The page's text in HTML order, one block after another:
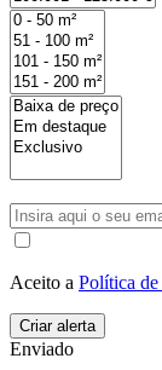
Aceito a Política
Enviado